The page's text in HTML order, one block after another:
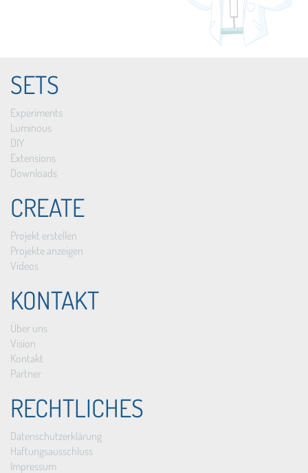
SETS
Experiments
Luminous
DIY
Extensions
Downloads
CREATE
Projekt erstellen
Projekte anzeigen
Videos
KONTAKT
Über uns
Vision
Kontakt
Partner
RECHTLICHES
Datenschutzerklärung
Haftungsausschluss
Impressum